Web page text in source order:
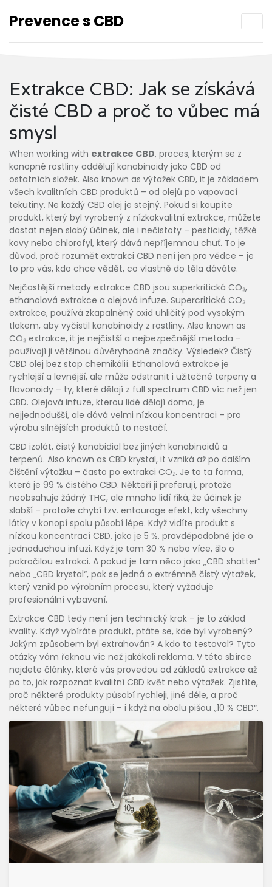
Prevence s CBD
Extrakce CBD: Jak se získává
čisté CBD a proč to vůbec má
smysl
When working with extrakce CBD, proces, kterým se z
konopné rostliny oddělují kanabinoidy jako CBD od
ostatních složek. Also known as výtažek CBD, it je základem
všech kvalitních CBD produktů – od olejů po vapovací
tekutiny. Ne každý CBD olej je stejný. Pokud si koupíte
produkt, který byl vyrobený z nízkokvalitní extrakce, můžete
dostat nejen slabý účinek, ale i nečistoty – pesticidy, těžké
kovy nebo chlorofyl, který dává nepříjemnou chuť. To je
důvod, proč rozumět extrakci CBD není jen pro vědce – je
to pro vás, kdo chce vědět, co vlastně do těla dáváte.
Nejčastější metody extrakce CBD jsou superkritická CO₂,
ethanolová extrakce a olejová infuze. Supercritická CO₂
extrakce, používá zkapalněný oxid uhličitý pod vysokým
tlakem, aby vyčistil kanabinoidy z rostliny. Also known as
CO₂ extrakce, it je nejčistší a nejbezpečnější metoda –
používají ji většinou důvěryhodné značky. Výsledek? Čistý
CBD olej bez stop chemikálií. Ethanolová extrakce je
rychlejší a levnější, ale může odstranit i užitečné terpeny a
flavonoidy – ty, které dělají z full spectrum CBD víc než jen
CBD. Olejová infuze, kterou lidé dělají doma, je
nejjednodušší, ale dává velmi nízkou koncentraci – pro
výrobu silnějších produktů to nestačí.
CBD izolát, čistý kanabidiol bez jiných kanabinoidů a
terpenů. Also known as CBD krystal, it vzniká až po dalším
čištění výtažku – často po extrakci CO₂. Je to ta forma,
která je 99 % čistého CBD. Někteří ji preferují, protože
neobsahuje žádný THC, ale mnoho lidí říká, že účinek je
slabší – protože chybí tzv. entourage efekt, kdy všechny
látky v konopí spolu působí lépe. Když vidíte produkt s
nízkou koncentrací CBD, jako je 5 %, pravděpodobně jde o
jednoduchou infuzi. Když je tam 30 % nebo více, šlo o
pokročilou extrakci. A pokud je tam něco jako „CBD shatter“
nebo „CBD krystal“, pak se jedná o extrémně čistý výtažek,
který vznikl po výrobním procesu, který vyžaduje
profesionální vybavení.
Extrakce CBD tedy není jen technický krok – je to základ
kvality. Když vybíráte produkt, ptáte se, kde byl vyrobený?
Jakým způsobem byl extrahován? A kdo to testoval? Tyto
otázky vám řeknou víc než jakákoli reklama. V této sbírce
najdete články, které vás provedou od základů extrakce až
po to, jak rozpoznat kvalitní CBD květ nebo výtažek. Zjistíte,
proč některé produkty působí rychleji, jiné déle, a proč
některé vůbec nefungují – i když na obalu pišou „10 % CBD“.